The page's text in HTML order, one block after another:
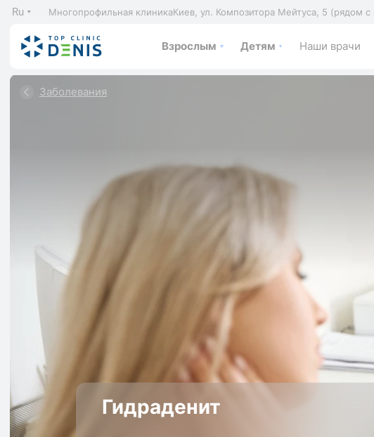
Ru Многопрофильная клиникаКиев, ул. Композитора Мейтуса, 5 (рядом
Взрослым Детям Наши врачи
Заболевания
Гидраденит